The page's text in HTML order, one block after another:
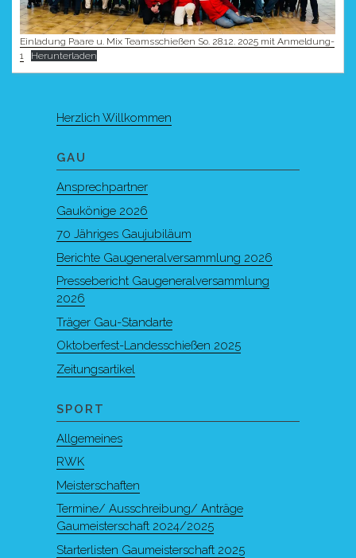
Einladung Paare u. Mix Teamsschießen So. 28.12. 2025 mit Anmeldung-
1
Herunterladen
Herzlich Willkommen
GAU
Ansprechpartner
Gaukönige 2026
70 Jähriges Gaujubiläum
Berichte Gaugeneralversammlung 2026
Pressebericht Gaugeneralversammlung
2026
Träger Gau-Standarte
Oktoberfest-Landesschießen 2025
Zeitungsartikel
SPORT
Allgemeines
RWK
Meisterschaften
Termine/ Ausschreibung/ Anträge
Gaumeisterschaft 2024/2025
Starterlisten Gaumeisterschaft 2025